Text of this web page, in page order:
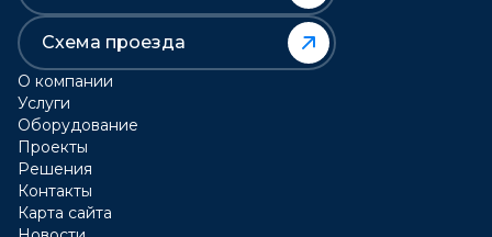
Схема проезда
О компании
Услуги
Оборудование
Проекты
Решения
Контакты
Карта сайта